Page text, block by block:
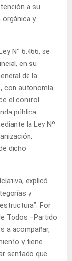
a su
orgánica y
N° 6.466, se
en su
de la
con autonomía
el control
pública
la Ley Nº
dicho
explicó
y
Por
Todos –Partido
a acompañar,
y tiene
sentado que